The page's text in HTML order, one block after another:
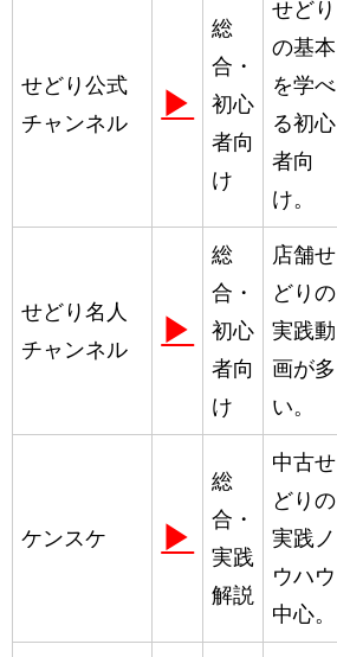
せどり公式
チャンネル
▶
総
合・
初心
者向
け
せどり
の基本
を学べ
る初心
者向
け。
せどり名人
チャンネル
▶
総
合・
初心
者向
け
店舗せ
どりの
実践動
画が多
い。
ケンスケ ▶
総
合・
実践
解説
中古せ
どりの
実践ノ
ウハウ
中心。